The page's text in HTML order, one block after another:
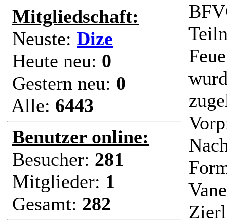
Mitgliedschaft:
Neuste: Dize
Heute neu: 0
Gestern neu: 0
Alle: 6443
Benutzer online:
Besucher: 281
Mitglieder: 1
Gesamt: 282